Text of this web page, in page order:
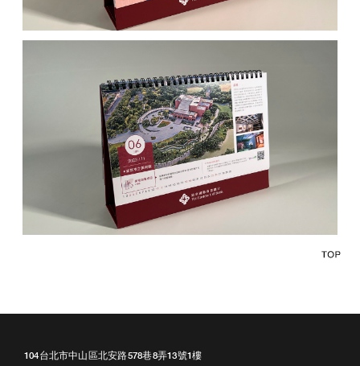
104台北市中山區北安路578巷8弄13號1樓